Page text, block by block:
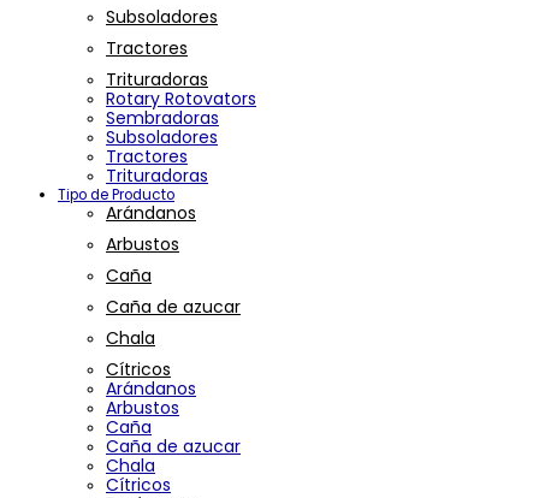
Subsoladores
Tractores
Trituradoras
Rotary Rotovators
Sembradoras
Subsoladores
Tractores
Trituradoras
Tipo de Producto
Arándanos
Arbustos
Caña
Caña de azucar
Chala
Cítricos
Arándanos
Arbustos
Caña
Caña de azucar
Chala
Cítricos